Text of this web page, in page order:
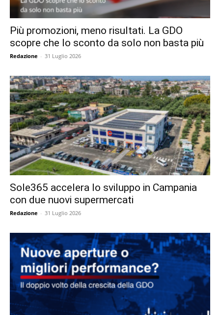
Più promozioni, meno risultati. La GDO
scopre che lo sconto da solo non basta più
Redazione - 31 Luglio 2026
Sole365 accelera lo sviluppo in Campania
con due nuovi supermercati
Redazione - 31 Luglio 2026